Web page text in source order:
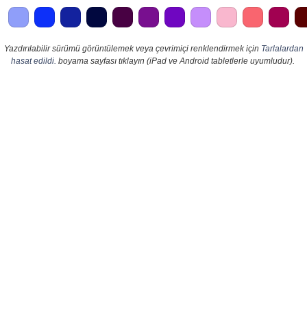
Yazdırılabilir sürümü görüntülemek veya çevrimiçi renklendirmek için Tarlalardan
hasat edildi. boyama sayfası tıklayın (iPad ve Android tabletlerle uyumludur).